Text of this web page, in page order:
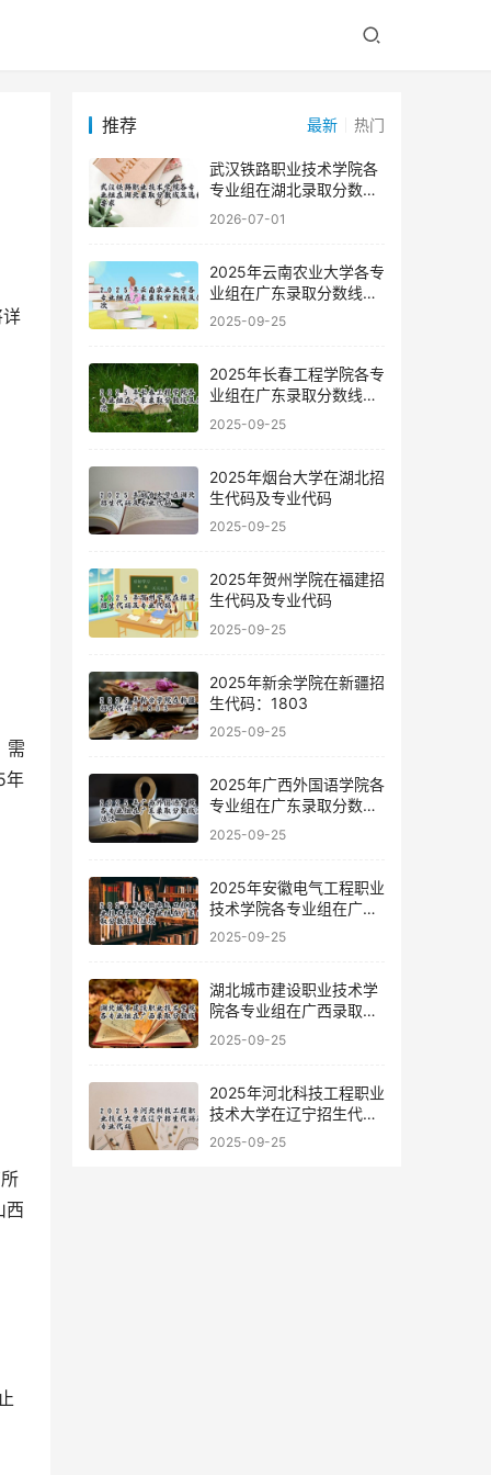
需
年
西
推荐 最新 热门
武汉铁路职业技术学院各
专业组在湖北录取分数线
及选科要求
2026-07-01
2025年云南农业大学各专
业组在广东录取分数线及
位次
2025-09-25
2025年长春工程学院各专
业组在广东录取分数线及
位次
2025-09-25
2025年烟台大学在湖北招
生代码及专业代码
2025-09-25
2025年贺州学院在福建招
生代码及专业代码
2025-09-25
2025年新余学院在新疆招
生代码：1803
2025-09-25
2025年广西外国语学院各
专业组在广东录取分数线
及位次
2025-09-25
2025年安徽电气工程职业
技术学院各专业组在广东
录取分数线及位次
2025-09-25
湖北城市建设职业技术学
院各专业组在广西录取分
数线
2025-09-25
2025年河北科技工程职业
技术大学在辽宁招生代码
及专业代码
2025-09-25